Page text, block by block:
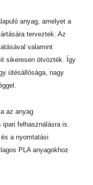
anyag, amelyet a
terveztek. Az
valamint
sikeresen ötvözték. Így
ütésállósága, nagy
az anyag
felhasználásra is.
a nyomtatási
PLA anyagokhoz